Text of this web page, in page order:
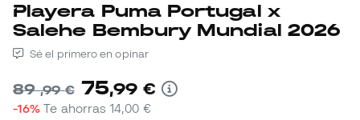
Playera Puma Portugal x
Salehe Bembury Mundial 2026
Sé el primero en opinar
89,99 € 75,99 €
-16% Te ahorras14,00 €